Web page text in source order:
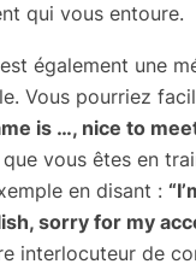
qui vous entoure.
également une
Vous pourriez
is …, nice to
vous êtes en
en disant :
sorry for my
interlocuteur de